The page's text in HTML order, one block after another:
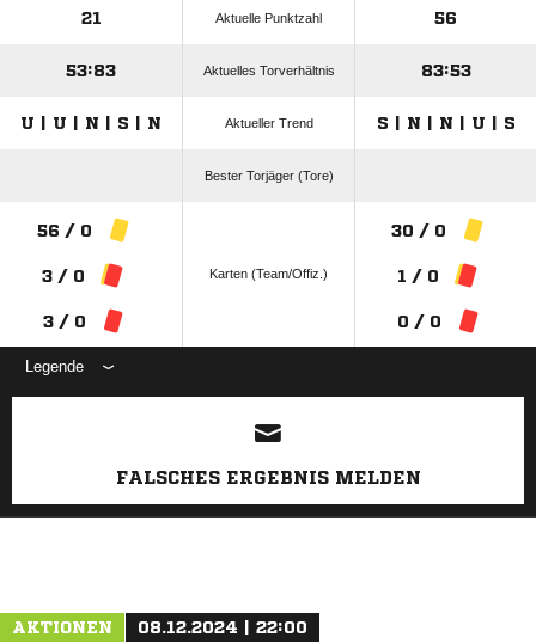
21 Aktuelle Punktzahl 56
53:83 Aktuelles Torverhältnis 83:53
U | U | N | S | N Aktueller Trend S | N | N | U | S
Bester Torjäger (Tore)
56 / 0
3 / 0
3 / 0
Karten (Team/Offiz.)
30 / 0
1 / 0
0 / 0
Legende
ANZEIGE
FALSCHES ERGEBNIS MELDEN
AKTIONEN 08.12.2024 | 22:00